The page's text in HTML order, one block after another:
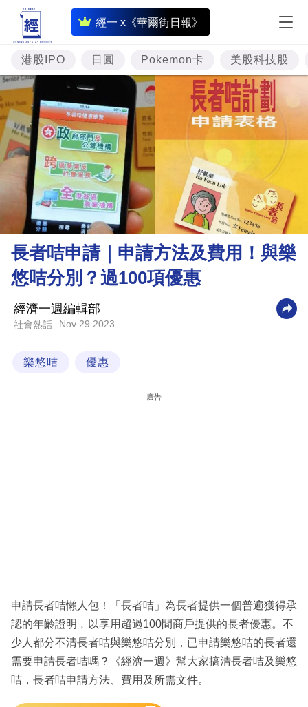
經一 x《華爾街日報》
即
時
財
經
題
投
資
樓
市
理
財
商
業
科
區
港股IPO 日圓 Pokemon卡 美股科技股
長者咭申請｜申請方法及費用！與樂
悠咭分別？過100項優惠
經濟一週編輯部
社會熱話 Nov 29 2023
樂悠咭 優惠
廣告
申請長者咭懶人包！「長者咭」為長者提供一個普遍獲得承
認的年齡證明﹐以享用超過100間商戶提供的長者優惠。不
少人都分不清長者咭與樂悠咭分別，已申請樂悠咭的長者還
需要申請長者咭嗎？《經濟一週》幫大家搞清長者咭及樂悠
咭，長者咭申請方法、費用及所需文件。